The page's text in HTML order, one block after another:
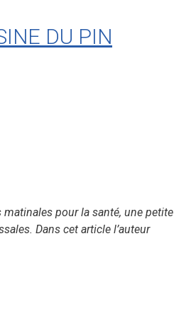
DU PIN
pour la santé, une petite
Dans cet article l’auteur